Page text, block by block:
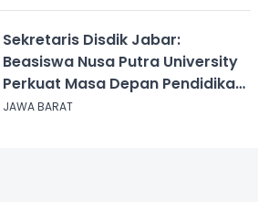
Sekretaris Disdik Jabar:
Beasiswa Nusa Putra University
Perkuat Masa Depan Pendidikan
Jawa Barat
JAWA BARAT